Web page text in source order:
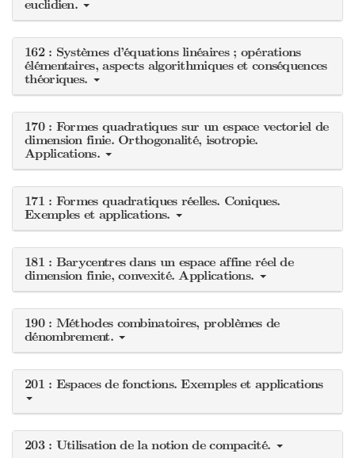
euclidien.
162 : Systèmes d’équations linéaires ; opérations
élémentaires, aspects algorithmiques et conséquences
théoriques.
170 : Formes quadratiques sur un espace vectoriel de
dimension finie. Orthogonalité, isotropie.
Applications.
171 : Formes quadratiques réelles. Coniques.
Exemples et applications.
181 : Barycentres dans un espace affine réel de
dimension finie, convexité. Applications.
190 : Méthodes combinatoires, problèmes de
dénombrement.
201 : Espaces de fonctions. Exemples et applications
203 : Utilisation de la notion de compacité.